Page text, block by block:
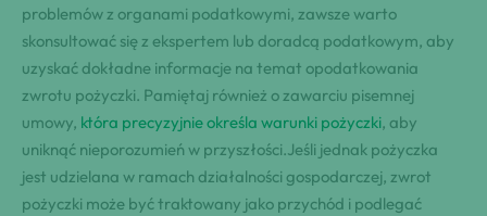
problemów z organami podatkowymi, zawsze warto
skonsultować się z ekspertem lub doradcą podatkowym, aby
uzyskać dokładne informacje na temat opodatkowania
zwrotu pożyczki. Pamiętaj również o zawarciu pisemnej
umowy, która precyzyjnie określa warunki pożyczki, aby
uniknąć nieporozumień w przyszłości.Jeśli jednak pożyczka
jest udzielana w ramach działalności gospodarczej, zwrot
pożyczki może być traktowany jako przychód i podlegać